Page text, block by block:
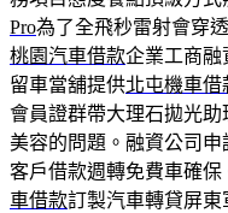
Pro為了全飛秒雷射會穿
桃園汽車借款企業工商融
留車當舖提供北屯機車借
會員證群帶大理石拋光助
美容的問題。融資公司
客戶借款週轉免費車確
車借款訂製汽車轉貸屏